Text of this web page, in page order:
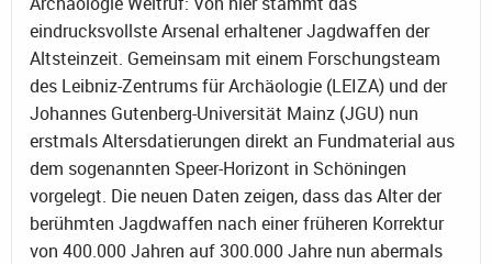
eindrucksvollste Arsenal erhaltener Jagdwaffen der
Altsteinzeit. Gemeinsam mit einem Forschungsteam
des Leibniz-Zentrums für Archäologie (LEIZA) und der
Johannes Gutenberg-Universität Mainz (JGU) nun
erstmals Altersdatierungen direkt an Fundmaterial aus
dem sogenannten Speer-Horizont in Schöningen
vorgelegt. Die neuen Daten zeigen, dass das Alter der
berühmten Jagdwaffen nach einer früheren Korrektur
von 400.000 Jahren auf 300.000 Jahre nun abermals